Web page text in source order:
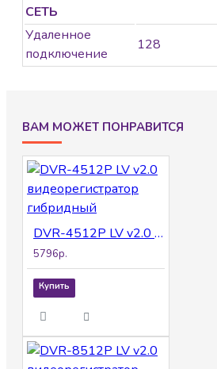
СЕТЬ
Удаленное
подключение
128
ВАМ МОЖЕТ ПОНРАВИТСЯ
DVR-4512P LV v2.0 видеорегистратор гибридный
5796р.
Купить